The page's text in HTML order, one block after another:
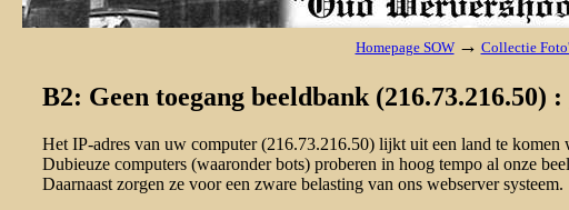
Homepage SOW → Collectie
B2: Geen toegang beeldbank (216.73.216.50)
Het IP-adres van uw computer (216.73.216.50) lijkt uit een land te komen
Dubieuze computers (waaronder bots) proberen in hoog tempo al onze
Daarnaast zorgen ze voor een zware belasting van ons webserver systeem.